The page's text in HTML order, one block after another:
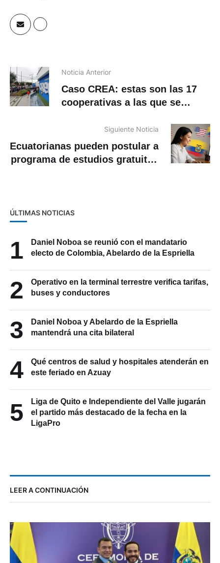
Noticia Anterior
Caso CREA: estas son las 17
cooperativas a las que se
activos y pasivos
Siguiente Noticia
Ecuatorianas pueden postular a
programa de estudios gratuitos
ÚLTIMAS NOTICIAS
1
Daniel Noboa se reunió con el mandatario
electo de Colombia, Abelardo de la Espriella
2
Operativo en la terminal terrestre verifica tarifas,
buses y conductores
3
Daniel Noboa y Abelardo de la Espriella
mantendrá una cita bilateral
4
Qué centros de salud y hospitales atenderán en
este feriado en Azuay
5
Liga de Quito e Independiente del Valle jugarán
el partido más destacado de la fecha en la
LigaPro
LEER A CONTINUACIÓN